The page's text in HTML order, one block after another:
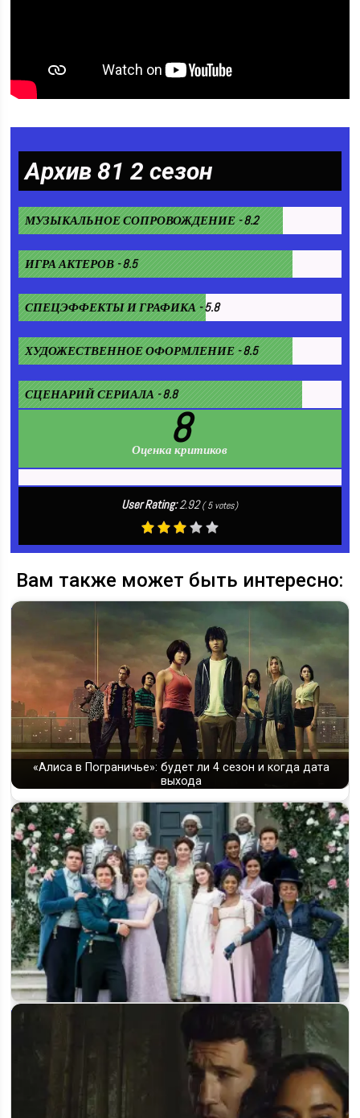
Архив 81 2 сезон
МУЗЫКАЛЬНОЕ СОПРОВОЖДЕНИЕ - 8.2
ИГРА АКТЕРОВ - 8.5
СПЕЦЭФФЕКТЫ И ГРАФИКА - 5.8
ХУДОЖЕСТВЕННОЕ ОФОРМЛЕНИЕ - 8.5
СЦЕНАРИЙ СЕРИАЛА - 8.8
8
Оценка критиков
User Rating:2.92 (5votes)
Вам также может быть интересно:
«Алиса в Пограничье»: будет ли 4 сезон и когда дата
выхода
Когда выйдет 5 сезон «Бриджертонов»: Netflix продлил
сериал на 5 и 6 сезоны